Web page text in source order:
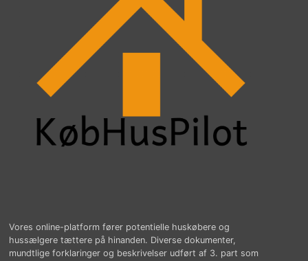
Vores online-platform fører potentielle huskøbere og
hussælgere tættere på hinanden. Diverse dokumenter,
mundtlige forklaringer og beskrivelser udført af 3. part som